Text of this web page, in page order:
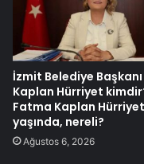
İzmit Belediye
Kaplan Hürriyet
Fatma Kaplan
yaşında, nereli?
Ağustos 6, 2026